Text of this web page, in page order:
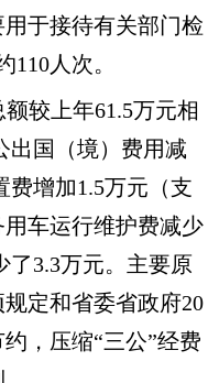
于接待有关部门检
人次。
较上年61.5万元相
出国（境）费用减
费增加1.5万元（支
车运行维护费减少
了3.3万元。主要原
定和省委省政府20
，压缩“三公”经费